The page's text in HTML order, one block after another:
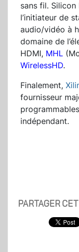
sans fil.
l’initiateur de
audio/vidéo à
domaine de
HDMI, MHL
WirelessHD.
Finalement,
fournisseur
indépendant.
PARTAGER